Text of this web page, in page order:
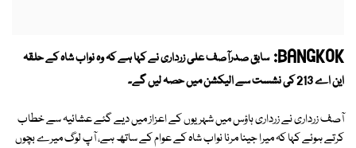
BANGKOK: سابق صدرآصف علی زرداری نے کہا ہے کہ وہ نواب شاہ کے حلقہ
این اے 213 کی نشست سے الیکشن میں حصہ لیں گے۔
آصف زرداری نے زرداری ہاؤس میں شہریوں کے اعزاز میں دیے گئے عشائیہ سے خطاب
کرتے ہوئے کہا کہ میرا جینا مرنا نواب شاہ کے عوام کے ساتھ ہے، آپ لوگ میرے بچوں